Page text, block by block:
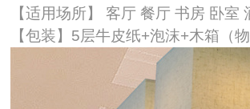
【适用场所】 客厅 餐厅 书房 卧室
【包装】5层牛皮纸+泡沫+木箱（